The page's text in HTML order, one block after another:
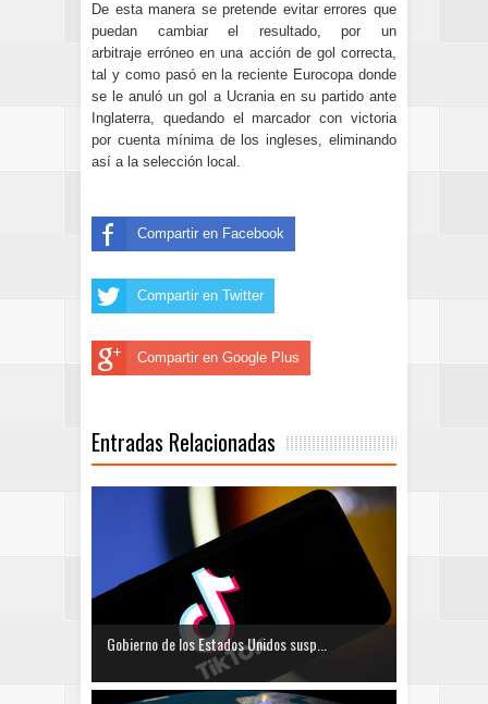
De esta manera se pretende evitar errores que
puedan cambiar el resultado, por un
arbitraje erróneo en una acción de gol correcta,
tal y como pasó en la reciente Eurocopa donde
se le anuló un gol a Ucrania en su partido ante
Inglaterra, quedando el marcador con victoria
por cuenta mínima de los ingleses, eliminando
así a la selección local.
Compartir en Facebook
Compartir en Twitter
Compartir en Google Plus
Entradas Relacionadas
Gobierno de los Estados Unidos susp...